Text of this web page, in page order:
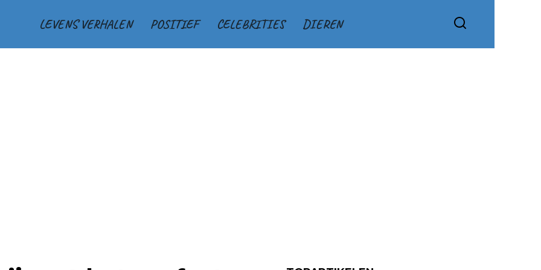
LEVENS VERHALEN POSITIEF CELEBRITIES DIEREN